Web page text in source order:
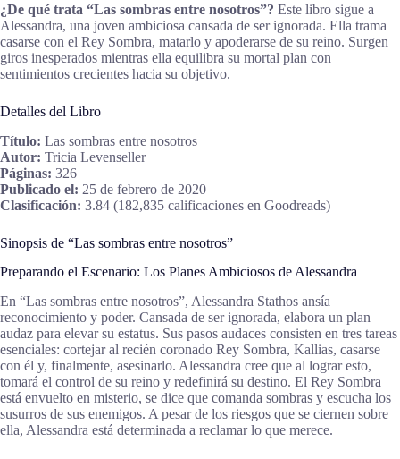
¿De qué trata “Las sombras entre nosotros”? Este libro sigue a
Alessandra, una joven ambiciosa cansada de ser ignorada. Ella trama
casarse con el Rey Sombra, matarlo y apoderarse de su reino. Surgen
giros inesperados mientras ella equilibra su mortal plan con
sentimientos crecientes hacia su objetivo.
Detalles del Libro
Título: Las sombras entre nosotros
Autor: Tricia Levenseller
Páginas: 326
Publicado el: 25 de febrero de 2020
Clasificación: 3.84 (182,835 calificaciones en Goodreads)
Sinopsis de “Las sombras entre nosotros”
Preparando el Escenario: Los Planes Ambiciosos de Alessandra
En “Las sombras entre nosotros”, Alessandra Stathos ansía
reconocimiento y poder. Cansada de ser ignorada, elabora un plan
audaz para elevar su estatus. Sus pasos audaces consisten en tres tareas
esenciales: cortejar al recién coronado Rey Sombra, Kallias, casarse
con él y, finalmente, asesinarlo. Alessandra cree que al lograr esto,
tomará el control de su reino y redefinirá su destino. El Rey Sombra
está envuelto en misterio, se dice que comanda sombras y escucha los
susurros de sus enemigos. A pesar de los riesgos que se ciernen sobre
ella, Alessandra está determinada a reclamar lo que merece.